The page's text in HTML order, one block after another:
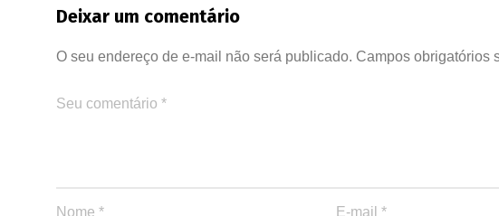
Deixar um comentário
O seu endereço de e-mail não será publicado. Campos obrigatórios